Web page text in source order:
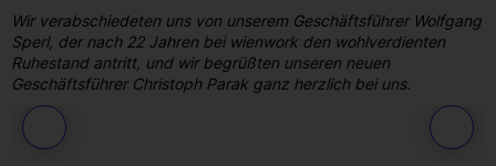
Wir verabschiedeten uns von unserem Geschäftsführer Wolfgang
Sperl, der nach 22 Jahren bei wienwork den wohlverdienten
Ruhestand antritt, und wir begrüßten unseren neuen
Geschäftsführer Christoph Parak ganz herzlich bei uns.
179 / 264